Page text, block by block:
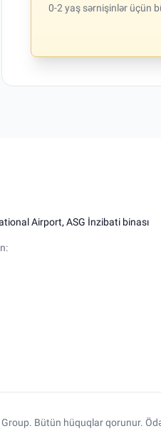
0-2 yaş sərnişinlər üçün
Airport, ASG İnzibati binası
Bütün hüquqlar qorunur.